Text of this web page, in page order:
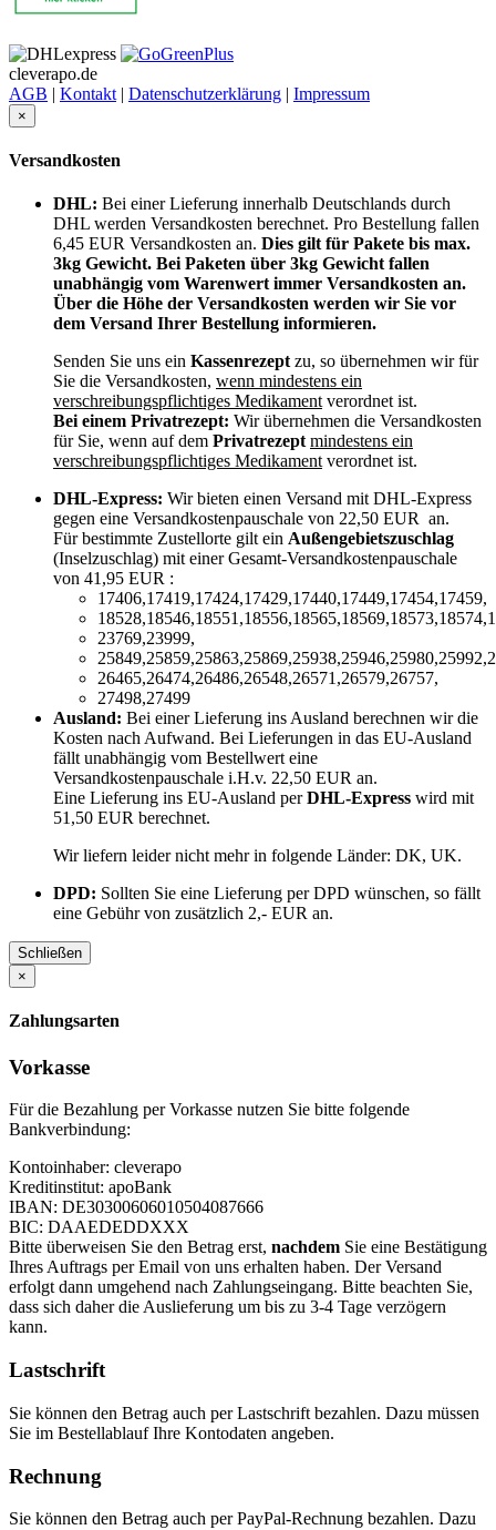
cleverapo.de
AGB | Kontakt | Datenschutzerklärung | Impressum
×
Versandkosten
DHL: Bei einer Lieferung innerhalb Deutschlands durch
DHL werden Versandkosten berechnet. Pro Bestellung fallen
6,45 EUR Versandkosten an. Dies gilt für Pakete bis max.
3kg Gewicht. Bei Paketen über 3kg Gewicht fallen
unabhängig vom Warenwert immer Versandkosten an.
Über die Höhe der Versandkosten werden wir Sie vor
dem Versand Ihrer Bestellung informieren.
Senden Sie uns ein Kassenrezept zu, so übernehmen wir für
Sie die Versandkosten, wenn mindestens ein
verschreibungspflichtiges Medikament verordnet ist.
Bei einem Privatrezept: Wir übernehmen die Versandkosten
für Sie, wenn auf dem Privatrezept mindestens ein
verschreibungspflichtiges Medikament verordnet ist.
DHL-Express: Wir bieten einen Versand mit DHL-Express
gegen eine Versandkostenpauschale von 22,50 EUR an.
Für bestimmte Zustellorte gilt ein Außengebietszuschlag
(Inselzuschlag) mit einer Gesamt-Versandkostenpauschale
von 41,95 EUR :
17406,17419,17424,17429,17440,17449,17454,17459,
23769,23999,
26465,26474,26486,26548,26571,26579,26757,
27498,27499
Ausland: Bei einer Lieferung ins Ausland berechnen wir die
Kosten nach Aufwand. Bei Lieferungen in das EU-Ausland
fällt unabhängig vom Bestellwert eine
Versandkostenpauschale i.H.v. 22,50 EUR an.
Eine Lieferung ins EU-Ausland perDHL-Express wird mit
51,50 EUR berechnet.
Wir liefern leider nicht mehr in folgende Länder: DK, UK.
DPD: Sollten Sie eine Lieferung per DPD wünschen, so fällt
eine Gebühr von zusätzlich 2,- EUR an.
Schließen
×
Zahlungsarten
Vorkasse
Für die Bezahlung per Vorkasse nutzen Sie bitte folgende
Bankverbindung:
Kontoinhaber: cleverapo
Kreditinstitut: apoBank
IBAN: DE30300606010504087666
BIC: DAAEDEDDXXX
Bitte überweisen Sie den Betrag erst, nachdem Sie eine Bestätigung
Ihres Auftrags per Email von uns erhalten haben. Der Versand
erfolgt dann umgehend nach Zahlungseingang. Bitte beachten Sie,
dass sich daher die Auslieferung um bis zu 3-4 Tage verzögern
kann.
Lastschrift
Sie können den Betrag auch per Lastschrift bezahlen. Dazu müssen
Sie im Bestellablauf Ihre Kontodaten angeben.
Rechnung
Sie können den Betrag auch per PayPal-Rechnung bezahlen. Dazu